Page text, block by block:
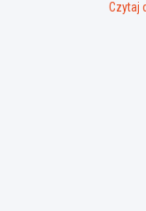
Czytaj